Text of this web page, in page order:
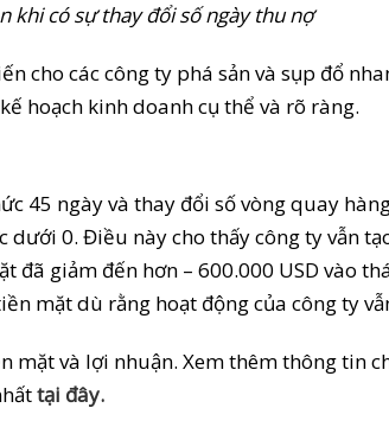
khi có sự thay đổi số ngày thu nợ
các công ty phá sản và sụp đổ
hoạch kinh doanh cụ thể và rõ ràng.
45 ngày và thay đổi số vòng quay
0. Điều này cho thấy công ty vẫn
giảm đến hơn – 600.000 USD vào
mặt dù rằng hoạt động của công ty
và lợi nhuận. Xem thêm thông tin
tại đây.